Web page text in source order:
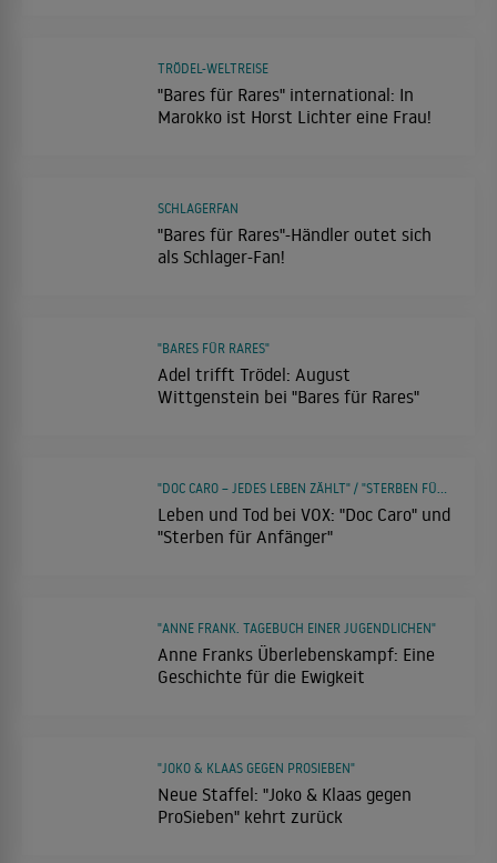
"Bares für Rares" international: In
Marokko ist Horst Lichter eine Frau!
TRÖDEL-WELTREISE
"Bares für Rares"-Händler outet sich
als Schlager-Fan!
SCHLAGERFAN
Adel trifft Trödel: August
Wittgenstein bei "Bares für Rares"
"BARES FÜR RARES"
Leben und Tod bei VOX: "Doc Caro" und
"Sterben für Anfänger"
Anne Franks Überlebenskampf: Eine
Geschichte für die Ewigkeit
"ANNE FRANK. TAGEBUCH EINER JUGENDLICHEN"
Neue Staffel: "Joko & Klaas gegen
ProSieben" kehrt zurück
"JOKO & KLAAS GEGEN PROSIEBEN"